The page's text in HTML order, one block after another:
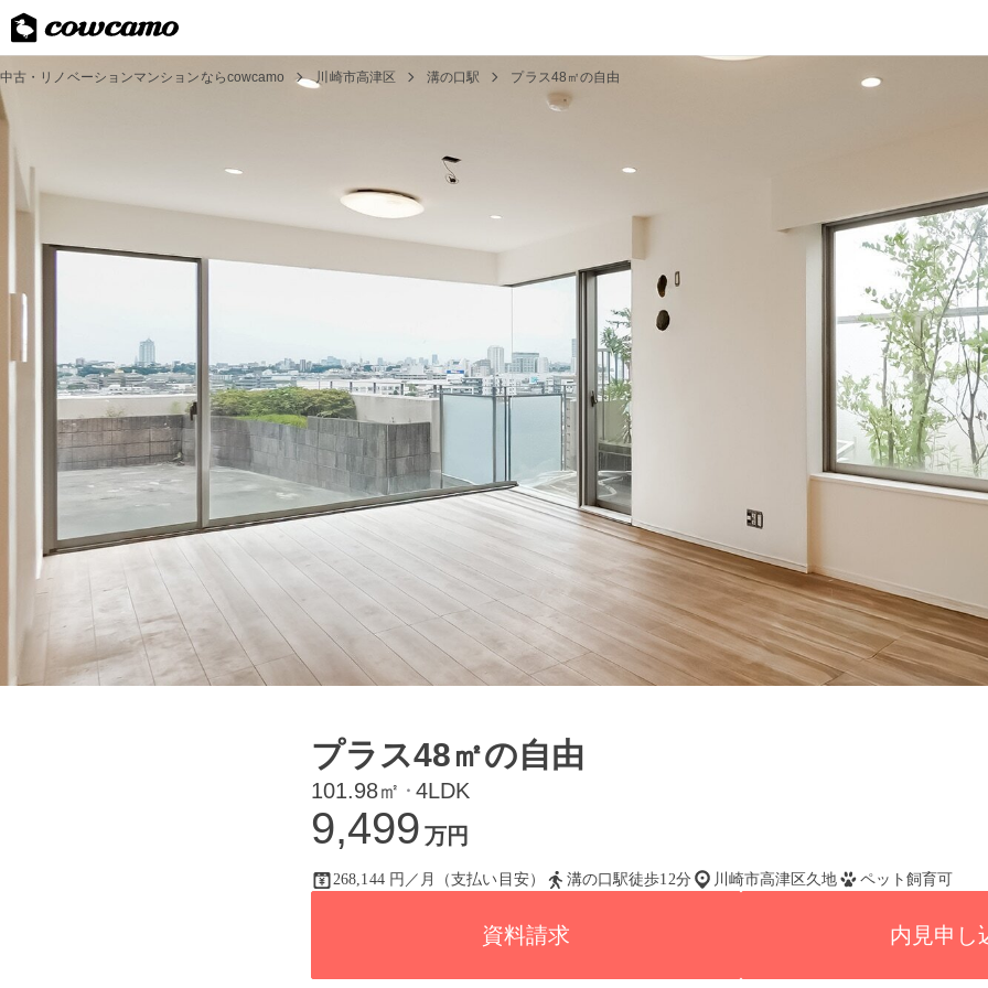
中古・リノベーションマンションならcowcamo 川崎市高津区 溝の口駅 プラス48㎡の自由
プラス48㎡の自由
101.98㎡ ・ 4LDK
9,499 万円
268,144 円／月（支払い目安） 溝の口駅徒歩12分 川崎市高津区久地 ペット飼育可
資料請求 内見申し